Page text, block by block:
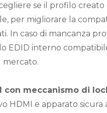
se il profilo
per migliorare la
In caso di mancanza
EDID interno
mercato.
con meccanismo di
HDMI e apparato sicura